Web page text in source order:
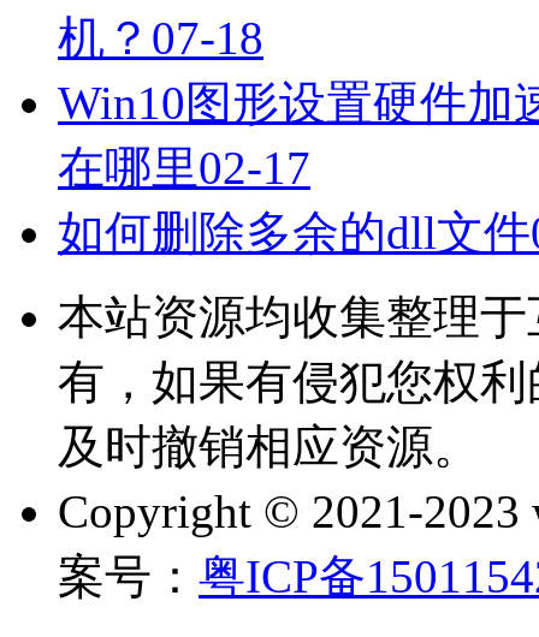
机？ 07-18
Win10图形设置硬件加
在哪里02-17
如何删除多余的dll文件
本站资源均收集整理
有，如果有侵犯您权
及时撤销相应资源。
Copyright © 2021-2023
案号： 粤ICP备